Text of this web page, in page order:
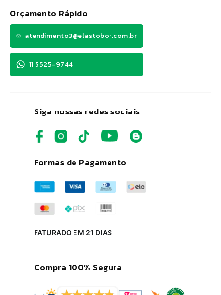
Siga nossas redes sociais
Formas de Pagamento
FATURADO EM 21 DIAS
Compra 100% Segura
Orçamento Rápido
atendimento3@elastobor.com.br
11 5525-9744